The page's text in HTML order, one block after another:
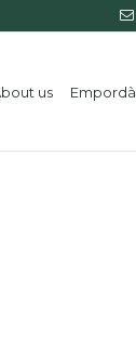
us Empordà